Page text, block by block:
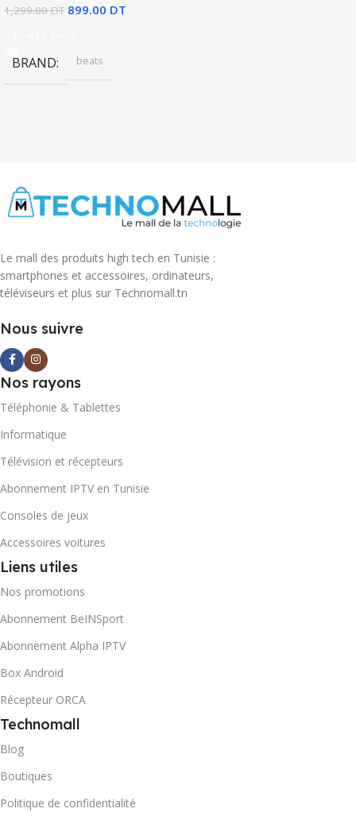
1,299.00DT 899.00 DT
BRAND beats
Le mall des produits high tech en Tunisie :
smartphones et accessoires, ordinateurs,
téléviseurs et plus sur Technomall.tn
Nous suivre
Nos rayons
Téléphonie & Tablettes
Informatique
Télévision et récepteurs
Abonnement IPTV en Tunisie
Consoles de jeux
Accessoires voitures
Liens utiles
Nos promotions
Abonnement BeINSport
Abonnement Alpha IPTV
Box Android
Récepteur ORCA
Technomall
Blog
Boutiques
Politique de confidentialité